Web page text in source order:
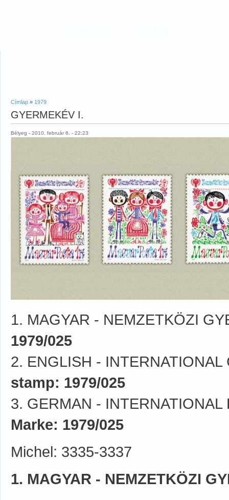
Címlap » 1979
GYERMEKÉV I.
Bélyeg - 2010. február 6. - 22:23
1. MAGYAR - NEMZETKÖZI
1979/025
2. ENGLISH -
stamp: 1979/025
3. GERMAN -
Marke: 1979/025
Michel: 3335-3337
1. MAGYAR - NEMZETKÖZI